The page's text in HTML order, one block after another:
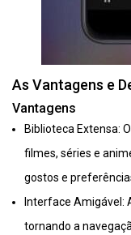
As Vantagens e
Vantagens
Biblioteca Extensa:
filmes, séries e
gostos e
Interface Amigável:
tornando a